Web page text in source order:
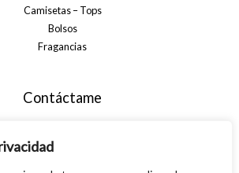
Camisetas – Tops
Bolsos
Fragancias
Contáctame
info@alsanamoda.com